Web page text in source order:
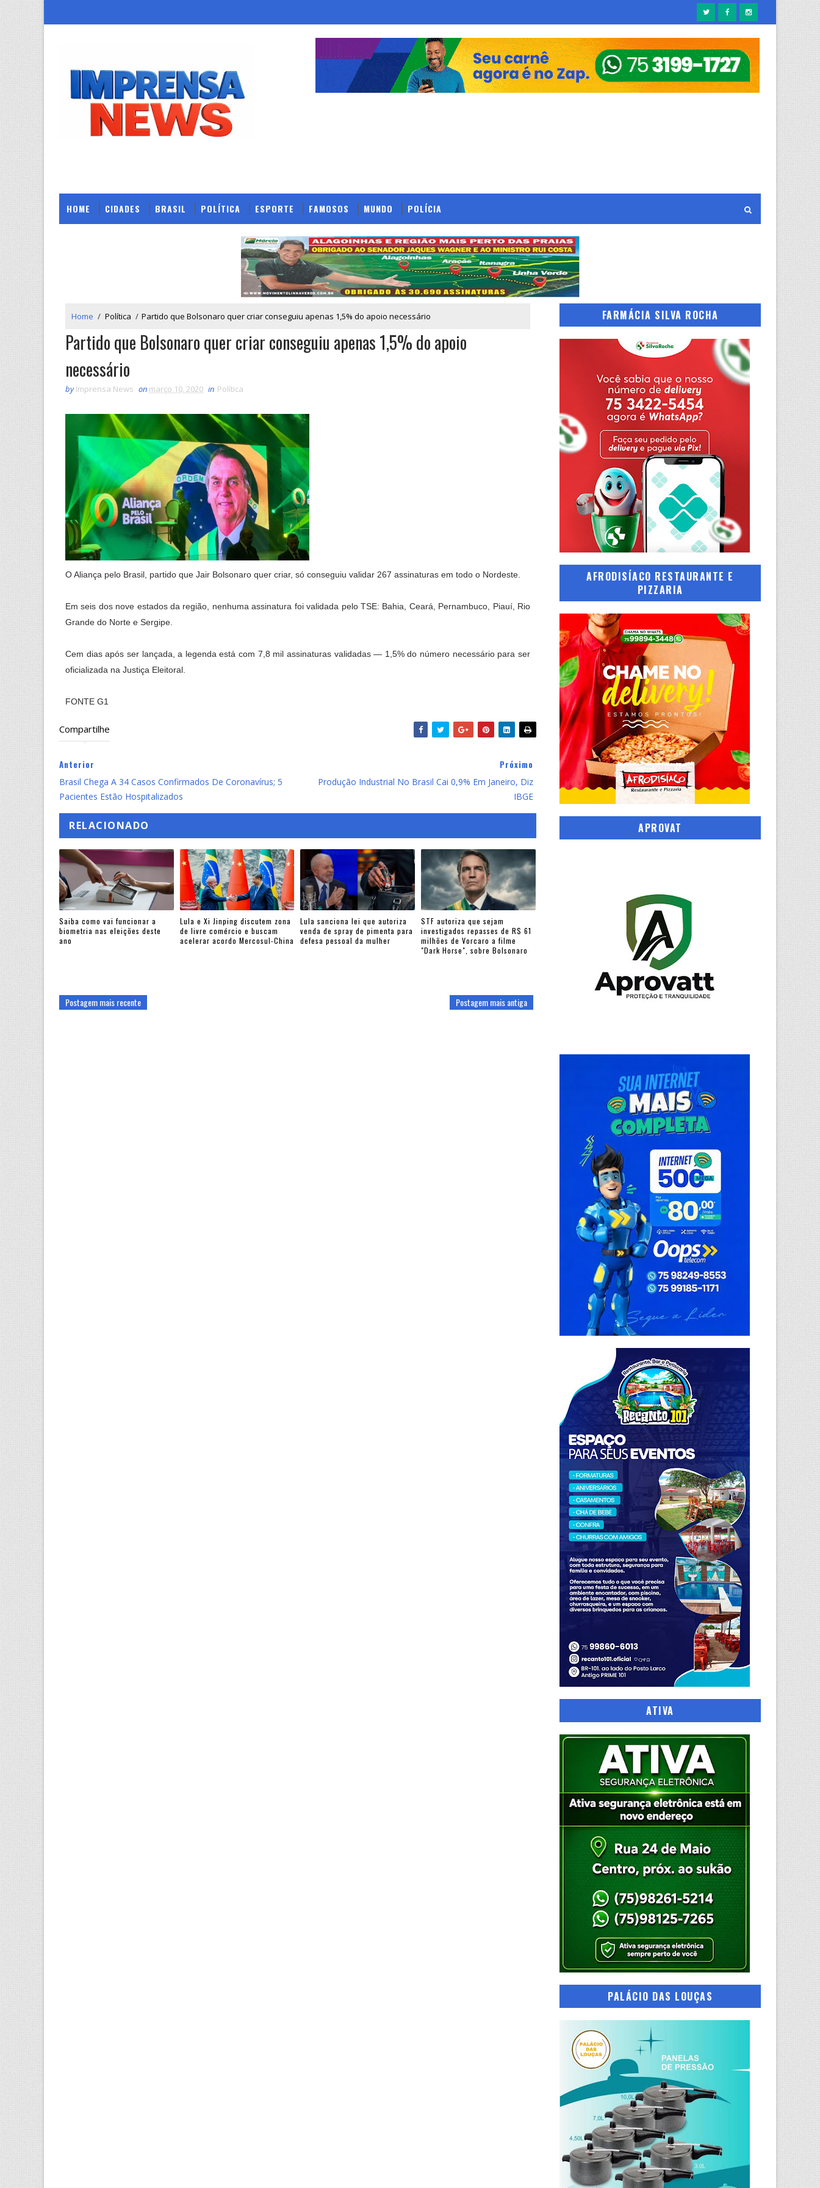
HOME CIDADES BRASIL POLÍTICA ESPORTE FAMOSOS MUNDO POLÍCIA
Home / Política / Partido que Bolsonaro quer criar conseguiu apenas 1,5% do apoio necessário
Partido que Bolsonaro quer criar conseguiu apenas 1,5% do apoio
necessário
by Imprensa News on março 10, 2020 in Política
O Aliança pelo Brasil, partido que Jair Bolsonaro quer criar, só conseguiu validar 267 assinaturas em todo o Nordeste.
Em seis dos nove estados da região, nenhuma assinatura foi validada pelo TSE: Bahia, Ceará, Pernambuco, Piauí, Rio
Grande do Norte e Sergipe.
Cem dias após ser lançada, a legenda está com 7,8 mil assinaturas validadas — 1,5% do número necessário para ser
oficializada na Justiça Eleitoral.
FONTE G1
Compartilhe
Anterior
Brasil Chega A 34 Casos Confirmados De Coronavírus; 5
Pacientes Estão Hospitalizados
Próximo
Produção Industrial No Brasil Cai 0,9% Em Janeiro, Diz
IBGE
RELACIONADO
Saiba como vai funcionar a
biometria nas eleições deste
ano
Lula e Xi Jinping discutem zona
de livre comércio e buscam
acelerar acordo Mercosul-China
Lula sanciona lei que autoriza
venda de spray de pimenta para
defesa pessoal da mulher
STF autoriza que sejam
investigados repasses de R$ 61
milhões de Vorcaro a filme
"Dark Horse", sobre Bolsonaro
Postagem mais recente Postagem mais antiga
FARMÁCIA SILVA ROCHA
AFRODISÍACO RESTAURANTE E
PIZZARIA
APROVAT
ATIVA
PALÁCIO DAS LOUÇAS